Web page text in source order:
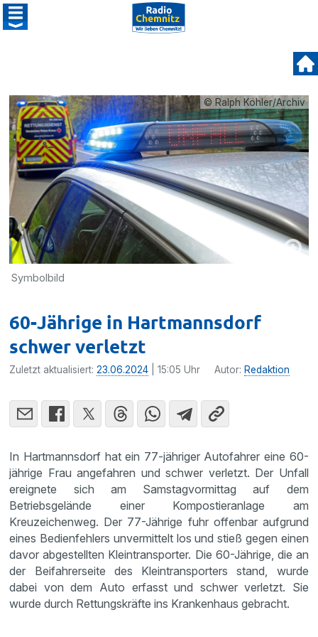
© Ralph Köhler/Archiv
Symbolbild
60-Jährige in Hartmannsdorf
schwer verletzt
Zuletzt aktualisiert:23.06.2024 | 15:05 Uhr Autor: Redaktion
In Hartmannsdorf hat ein 77-jähriger Autofahrer eine 60-
jährige Frau angefahren und schwer verletzt. Der Unfall
ereignete sich am Samstagvormittag auf dem
Betriebsgelände einer Kompostieranlage am
Kreuzeichenweg. Der 77-Jährige fuhr offenbar aufgrund
eines Bedienfehlers unvermittelt los und stieß gegen einen
davor abgestellten Kleintransporter. Die 60-Jährige, die an
der Beifahrerseite des Kleintransporters stand, wurde
dabei von dem Auto erfasst und schwer verletzt. Sie
wurde durch Rettungskräfte ins Krankenhaus gebracht.